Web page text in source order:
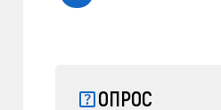
ОПРОС